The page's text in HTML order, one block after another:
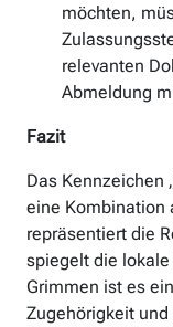
möchten,
relevanten
Abmeldung
Fazit
Das Kennzeichen
eine Kombination
repräsentiert die
spiegelt die
Grimmen ist es
Zugehörigkeit